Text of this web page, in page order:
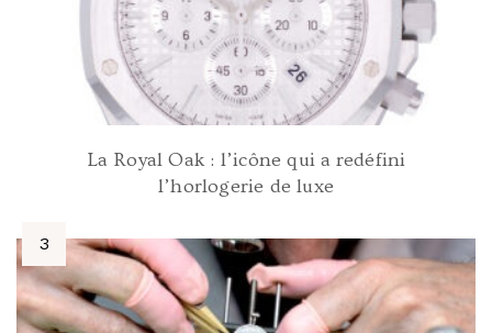
La Royal Oak : l’icône qui a redéfini
l’horlogerie de luxe